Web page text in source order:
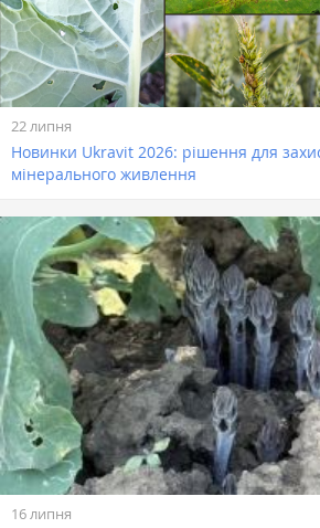
22 липня
Новинки Ukravit 2026: рішення для
мінерального живлення
16 липня